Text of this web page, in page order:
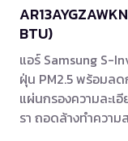
BTU)
แอร์ Samsung S-
ฝุ่น PM2.5 พร้อมล
แผ่นกรองความละเ
รา ถอดล้างทำความ